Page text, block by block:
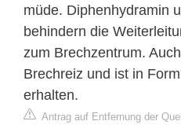
müde. Diphenhydramin
behindern die
zum Brechzentrum.
Brechreiz und ist in
erhalten.
Antrag auf Entfernung der